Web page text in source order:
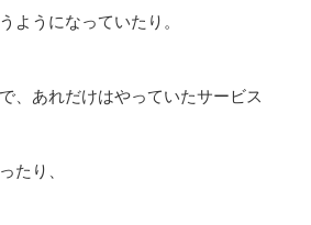
ようになっていたり。
、あれだけはやっていたサービス
たり、